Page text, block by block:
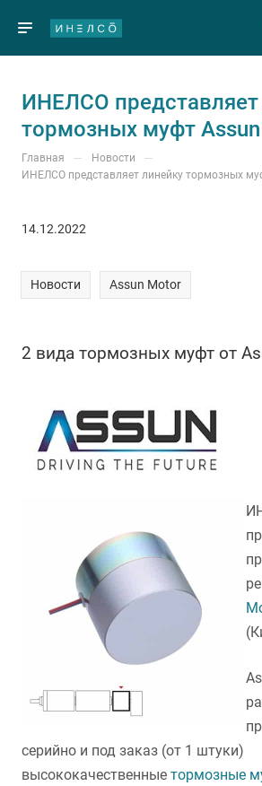
ИНЕЛСО представляет
тормозных муфт
Главная — Новости —
ИНЕЛСО представляет линейку тормозных
14.12.2022
Новости Assun Motor
2 вида тормозных муфт от
серийно и под заказ (от 1 штуки)
высококачественные тормозные